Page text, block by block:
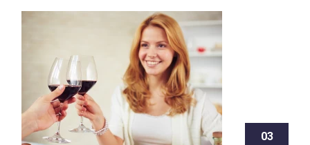
03